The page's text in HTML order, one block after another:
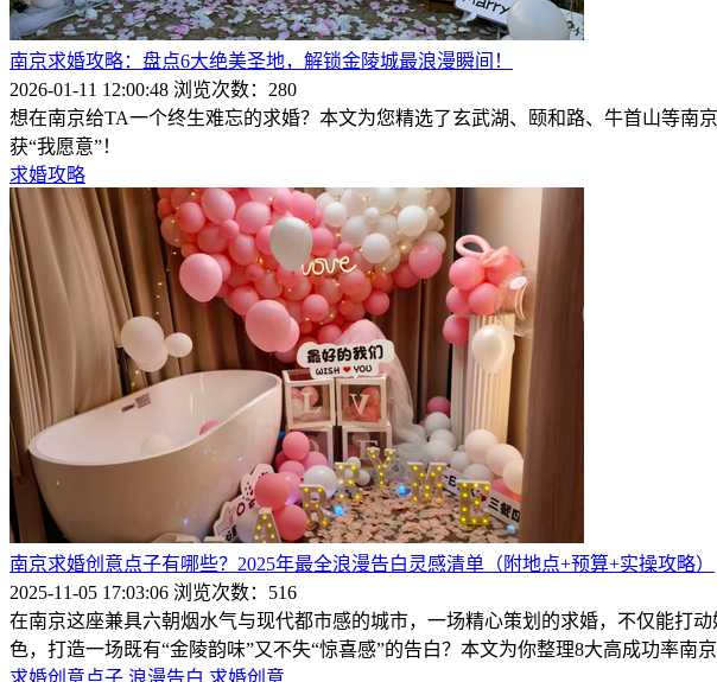
南京求婚攻略：盘点6大绝美圣地，解锁金陵城最浪漫瞬间！
2026-01-11 12:00:48 浏览次数：280
想在南京给TA一个终生难忘的求婚？本文为您精选了玄武湖、颐和路、牛首山等
获“我愿意”！
求婚攻略
南京求婚创意点子有哪些？2025年最全浪漫告白灵感清单（附地点+预算+实操攻略）
2025-11-05 17:03:06 浏览次数：516
在南京这座兼具六朝烟水气与现代都市感的城市，一场精心策划的求婚，不仅能打
色，打造一场既有“金陵韵味”又不失“惊喜感”的告白？本文为你整理8大高成功率南
求婚创意点子 浪漫告白 求婚创意